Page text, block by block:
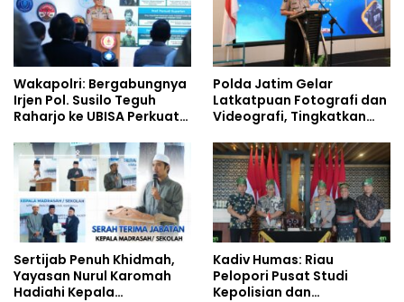
Wakapolri: Bergabungnya
Irjen Pol. Susilo Teguh
Raharjo ke UBISA Perkuat
Studi Kepolisian
Polda Jatim Gelar
Latkatpuan Fotografi dan
Videografi, Tingkatkan
Era Digital
Sertijab Penuh Khidmah,
Yayasan Nurul Karomah
Hadiahi Kepala
Kadiv Humas: Riau
Pelopori Pusat Studi
Kepolisian dan